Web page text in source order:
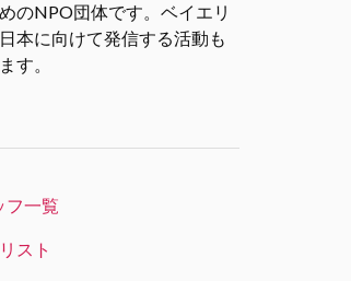
テム」についてリアルな現
来の展望についてお話を伺
。
コンバレーｘ日本なセミナ
1
JTPA@シリコンバレー発のエンジニアコ
のNPO団体です。ベイエリ
本に向けて発信する活動も
す。
フ一覧
スト